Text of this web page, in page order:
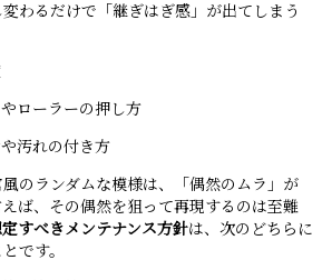
わるだけで「継ぎはぎ感」が出てしまう
ローラーの押し方
汚れの付き方
のランダムな模様は、「偶然のムラ」が
ば、その偶然を狙って再現するのは至難
すべきメンテナンス方針は、次のどちらに
です。